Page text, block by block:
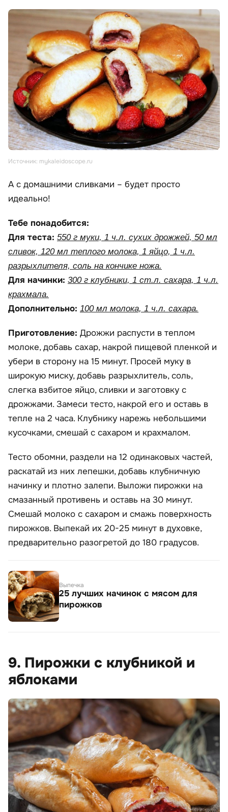
Источник: mykaleidoscope.ru
А с домашними сливками – будет просто
идеально!
Тебе понадобится:
Для теста: 550 г муки, 1 ч.л. сухих дрожжей, 50 мл
сливок, 120 мл теплого молока, 1 яйцо, 1 ч.л.
разрыхлителя, соль на кончике ножа.
Для начинки: 300 г клубники, 1 ст.л. сахара, 1 ч.л.
крахмала.
Дополнительно: 100 мл молока, 1 ч.л. сахара.
Приготовление: Дрожжи распусти в теплом
молоке, добавь сахар, накрой пищевой пленкой и
убери в сторону на 15 минут. Просей муку в
широкую миску, добавь разрыхлитель, соль,
слегка взбитое яйцо, сливки и заготовку с
дрожжами. Замеси тесто, накрой его и оставь в
тепле на 2 часа. Клубнику нарежь небольшими
кусочками, смешай с сахаром и крахмалом.
Тесто обомни, раздели на 12 одинаковых частей,
раскатай из них лепешки, добавь клубничную
начинку и плотно залепи. Выложи пирожки на
смазанный противень и оставь на 30 минут.
Смешай молоко с сахаром и смажь поверхность
пирожков. Выпекай их 20-25 минут в духовке,
предварительно разогретой до 180 градусов.
Выпечка
25 лучших начинок с мясом для
пирожков
9. Пирожки с клубникой и
яблоками